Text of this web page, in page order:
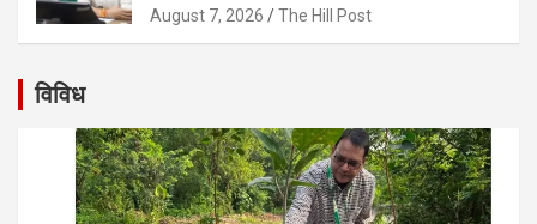
August 7, 2026 The Hill Post
विविध